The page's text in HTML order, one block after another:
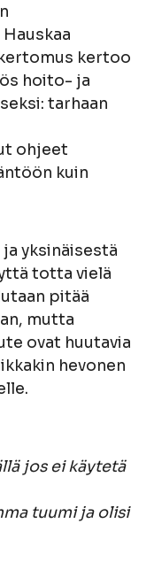
kertoo
hoito- ja
tarhaan
ohjeet
kuin
yksinäisestä
totta vielä
pitää
mutta
ovat huutavia
hevonen
jos ei käytetä
tuumi ja olisi